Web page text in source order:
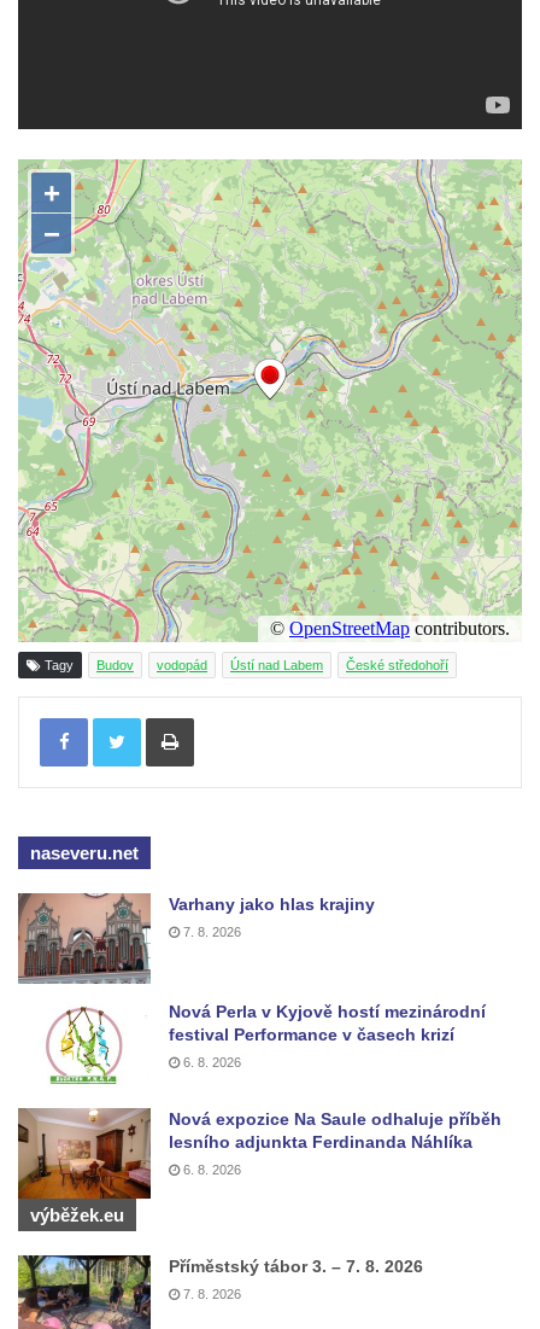
Tagy Budov vodopád Ústí nad Labem České středohoří
Tisknout
naseveru.net
Varhany jako hlas krajiny
7. 8. 2026
Nová Perla v Kyjově hostí mezinárodní
festival Performance v časech krizí
6. 8. 2026
Nová expozice Na Saule odhaluje příběh
lesního adjunkta Ferdinanda Náhlíka
6. 8. 2026
výběžek.eu
Příměstský tábor 3. – 7. 8. 2026
7. 8. 2026